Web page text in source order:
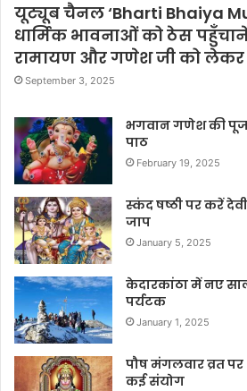
यूट्यूब चैनल ‘Bharti Bhaiya
धार्मिक भावनाओं को ठेस
रामायण और गणेश जी को लेकर
September 3, 2025
भगवान गणेश की
पाठ
February 19, 2025
स्कंद षष्ठी पर करें
जाप
January 5, 2025
केदारकांठा में नए
पर्यटक
January 1, 2025
पौष मंगलवार व्रत
कई संयोग